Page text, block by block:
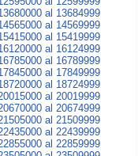
al 13684999
al 14569999
al 15419999
al 16124999
al 16789999
al 17849999
al 18724999
al 20019999
al 20674999
al 21509999
al 22439999
al 22859999